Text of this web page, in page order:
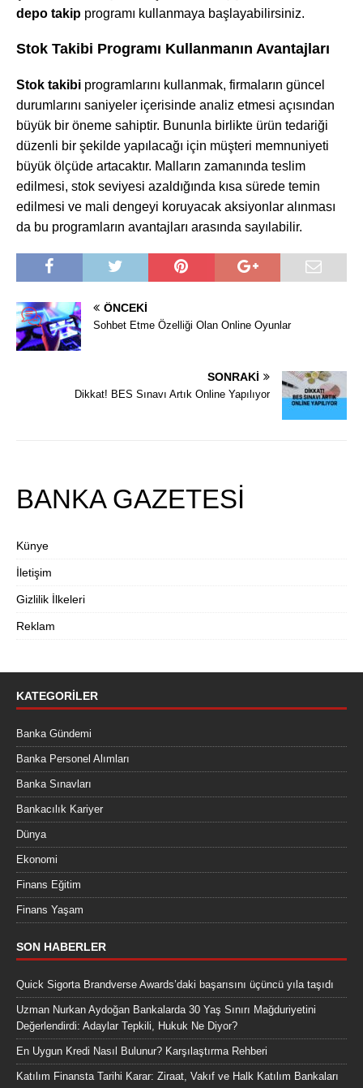
depo takip programı kullanmaya başlayabilirsiniz.
Stok Takibi Programı Kullanmanın Avantajları
Stok takibi programlarını kullanmak, firmaların güncel
durumlarını saniyeler içerisinde analiz etmesi açısından
büyük bir öneme sahiptir. Bununla birlikte ürün tedariği
düzenli bir şekilde yapılacağı için müşteri memnuniyeti
büyük ölçüde artacaktır. Malların zamanında teslim
edilmesi, stok seviyesi azaldığında kısa sürede temin
edilmesi ve mali dengeyi koruyacak aksiyonlar alınması
da bu programların avantajları arasında sayılabilir.
ÖNCEKI
Sohbet Etme Özelliği Olan Online Oyunlar
SONRAKI
Dikkat! BES Sınavı Artık Online Yapılıyor
BANKA GAZETESİ
Künye
İletişim
Gizlilik İlkeleri
Reklam
KATEGORILER
Banka Gündemi
Banka Personel Alımları
Banka Sınavları
Bankacılık Kariyer
Dünya
Ekonomi
Finans Eğitim
Finans Yaşam
SON HABERLER
Quick Sigorta Brandverse Awards’daki başarısını üçüncü yıla taşıdı
Uzman Nurkan Aydoğan Bankalarda 30 Yaş Sınırı Mağduriyetini
Değerlendirdi: Adaylar Tepkili, Hukuk Ne Diyor?
En Uygun Kredi Nasıl Bulunur? Karşılaştırma Rehberi
Katılım Finansta Tarihi Karar: Ziraat, Vakıf ve Halk Katılım Bankaları